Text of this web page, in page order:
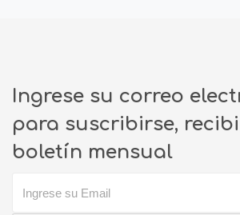
Ingrese su correo
para suscribirse,
boletín mensual